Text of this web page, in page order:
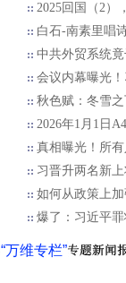
2025回国（2）
白石-南素里唱
中共外贸系统
会议内幕曝光
秋色赋：冬雪
2026年1月1日
真相曝光！所
习晋升两名新
如何从政策上
爆了：习近平
“万维专栏”